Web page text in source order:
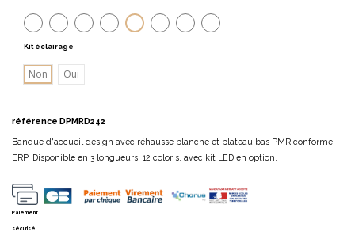
Wenge Chêne moyen
Gris aluminium
Chêne griséChêne veinéAcacia clairAcacia foncé
Anthracite
Kit éclairage
Non Oui
référence DPMRD242
Banque d'accueil design avec réhausse blanche et plateau bas PMR conforme
ERP. Disponible en 3 longueurs, 12 coloris, avec kit LED en option.
Paiement
sécurisé